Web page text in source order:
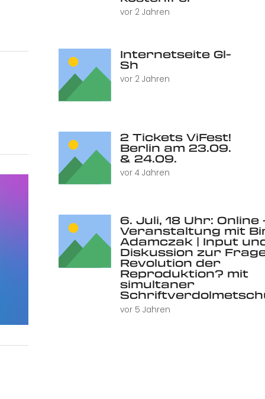
vor 2 Jahren
Internetseite Gl-
Sh
vor 2 Jahren
2 Tickets ViFest!
Berlin am 23.09.
& 24.09.
vor 4 Jahren
6. Juli, 18 Uhr: Online
Veranstaltung mit
Adamczak | Input
Diskussion zur
Revolution der
Reproduktion? mit
simultaner
vor 5 Jahren